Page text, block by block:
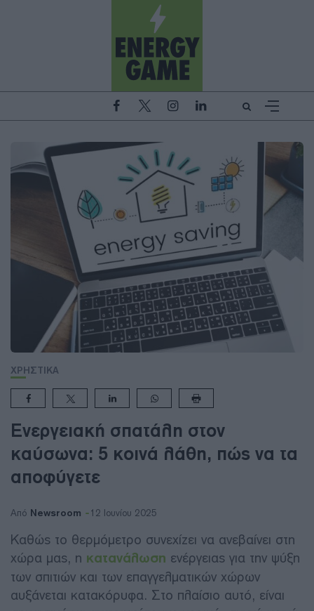
ΧΡΗΣΤΙΚΑ
Ενεργειακή σπατάλη στον
καύσωνα: 5 κοινά λάθη, πώς να τα
αποφύγετε
Από Newsroom 12 Ιουνίου 2025
Καθώς το θερμόμετρο συνεχίζει να ανεβαίνει στη
χώρα μας, η κατανάλωση ενέργειας για την ψύξη
των σπιτιών και των επαγγελματικών χώρων
αυξάνεται κατακόρυφα. Στο πλαίσιο αυτό, είναι